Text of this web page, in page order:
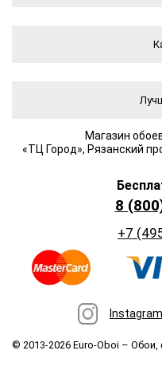
Магазин
«ТЦ Город», Рязанский
8
+7
Instagram
© 2013-2026 Euro-Oboi – Обои,